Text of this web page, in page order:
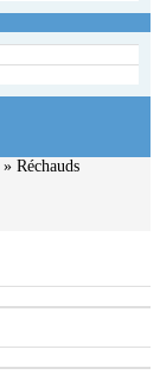
» Réchauds